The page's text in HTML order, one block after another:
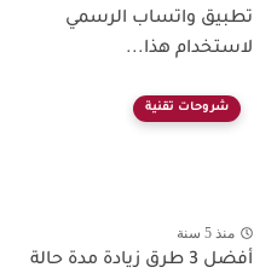
تطبيق واتساب الرسمي
لاستخدام هذا...
شروحات تقنية
منذ 5 سنة
أفضل 3 طرق زيادة مدة حالة